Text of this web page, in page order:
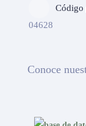
Código
04628
Conoce